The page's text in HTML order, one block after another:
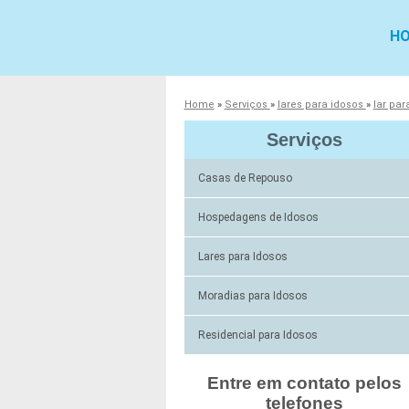
Home » Serviços » lares para idosos » lar
Serviços
Casas de Repouso
Hospedagens de Idosos
Lares para Idosos
Moradias para Idosos
Residencial para Idosos
Entre em contato pelos
telefones